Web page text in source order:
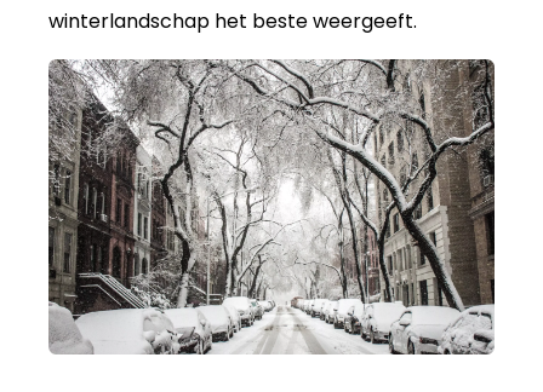
winterlandschap het beste weergeeft.